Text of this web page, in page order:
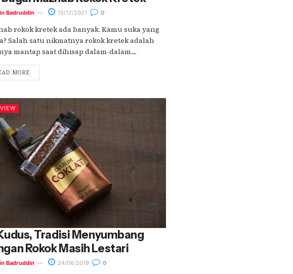
Badruddin 15/12/2021 0
rokok kretek ada banyak. Kamu suka yang
Salah satu nikmatnya rokok kretek adalah
mantap saat dihisap dalam-dalam.....
MORE
Tradisi Menyumbang
Rokok Masih Lestari
Badruddin 24/06/2019 0